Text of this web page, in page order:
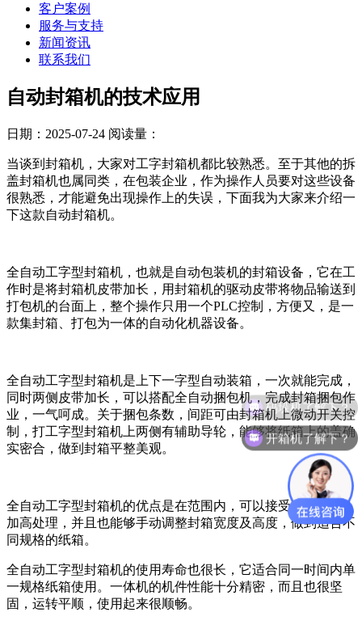
客户案例
服务与支持
新闻资讯
联系我们
自动封箱机的技术应用
日期：2025-07-24 阅读量：
当谈到封箱机，大家对工字封箱机都比较熟悉。至于其他的拆
盖封箱机也属同类，在包装企业，作为操作人员要对这些设备
很熟悉，才能避免出现操作上的失误，下面我为大家来介绍一
下这款自动封箱机。
全自动工字型封箱机，也就是自动包装机的封箱设备，它在工
作时是将封箱机皮带加长，用封箱机的驱动皮带将物品输送到
打包机的台面上，整个操作只用一个PLC控制，方便又，是一
款集封箱、打包为一体的自动化机器设备。
全自动工字型封箱机是上下一字型自动装箱，一次就能完成，
同时两侧皮带加长，可以搭配全自动捆包机，完成封箱捆包作
业，一气呵成。关于捆包条数，间距可由封箱机上微动开关控
制，打工字型封箱机上两侧有辅助导轮，能够将纸箱上的盖确
实密合，做到封箱平整美观。
全自动工字型封箱机的优点是在范围内，可以接受机台加宽，
加高处理，并且也能够手动调整封箱宽度及高度，做到适合不
同规格的纸箱。
全自动工字型封箱机的使用寿命也很长，它适合同一时间内单
一规格纸箱使用。一体机的机件性能十分精密，而且也很坚
固，运转平顺，使用起来很顺畅。
码垛机了解下？
开箱机了解下？